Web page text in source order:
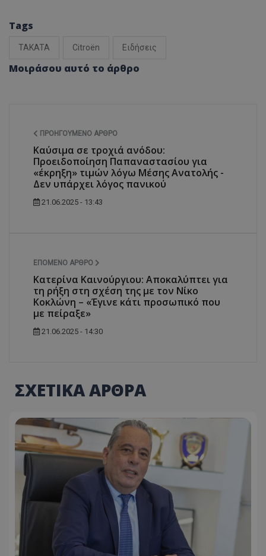
Tags
TAKATA Citroën Ειδήσεις
Μοιράσου αυτό το άρθρο
ΠΡΟΗΓΟΎΜΕΝΟ ΆΡΘΡΟ
Καύσιμα σε τροχιά ανόδου:
Προειδοποίηση Παπαναστασίου για
«έκρηξη» τιμών λόγω Μέσης Ανατολής -
Δεν υπάρχει λόγος πανικού
21.06.2025 - 13:43
ΕΠΌΜΕΝΟ ΆΡΘΡΟ
Κατερίνα Καινούργιου: Αποκαλύπτει για
τη ρήξη στη σχέση της με τον Νίκο
Κοκλώνη – «Έγινε κάτι προσωπικό που
με πείραξε»
21.06.2025 - 14:30
ΣΧΕΤΙΚΑ ΑΡΘΡΑ